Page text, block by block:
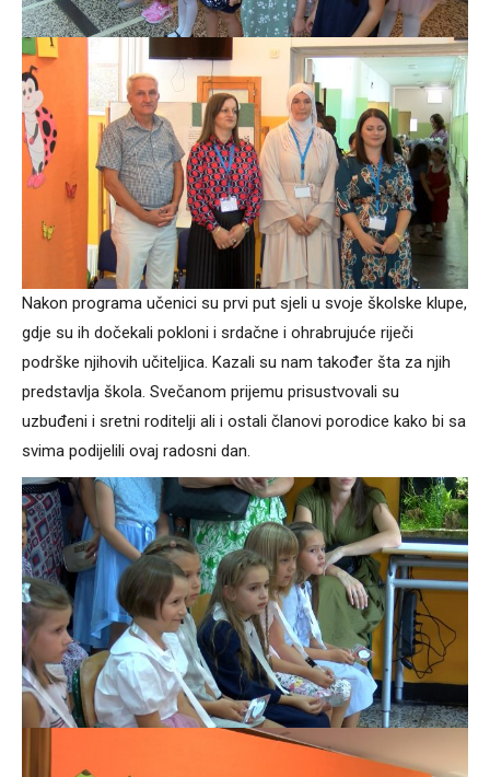
Nakon programa učenici su prvi put sjeli u svoje školske klupe,
gdje su ih dočekali pokloni i srdačne i ohrabrujuće riječi
podrške njihovih učiteljica. Kazali su nam također šta za njih
predstavlja škola. Svečanom prijemu prisustvovali su
uzbuđeni i sretni roditelji ali i ostali članovi porodice kako bi sa
svima podijelili ovaj radosni dan.